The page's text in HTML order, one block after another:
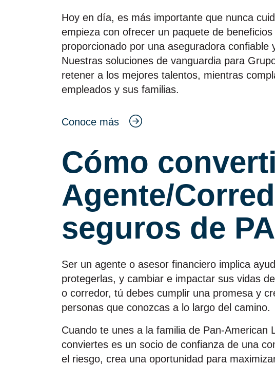
Hoy en día, es más importante que nunca
empieza con ofrecer un paquete de
proporcionado por una aseguradora confiable
Nuestras soluciones de vanguardia para
retener a los mejores talentos, mientras
empleados y sus familias.
Conoce más
Cómo
Agente/
seguros de
Ser un agente o asesor financiero implica
protegerlas, y cambiar e impactar sus vidas
o corredor, tú debes cumplir una promesa y
personas que conozcas a lo largo del camino.
Cuando te unes a la familia de
conviertes es un socio de confianza de una
el riesgo, crea una oportunidad para